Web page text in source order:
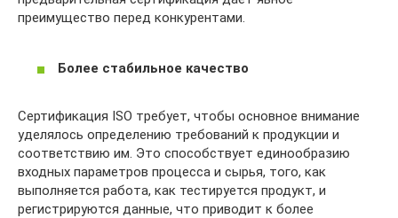
преимущество перед конкурентами.
Более стабильное качество
Сертификация ISO требует, чтобы основное внимание
уделялось определению требований к продукции и
соответствию им. Это способствует единообразию
входных параметров процесса и сырья, того, как
выполняется работа, как тестируется продукт, и
регистрируются данные, что приводит к более